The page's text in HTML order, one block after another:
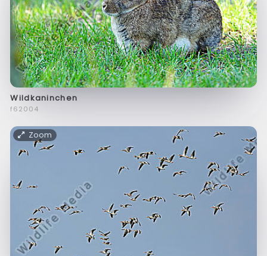
Wildkaninchen
f62004
Zoom